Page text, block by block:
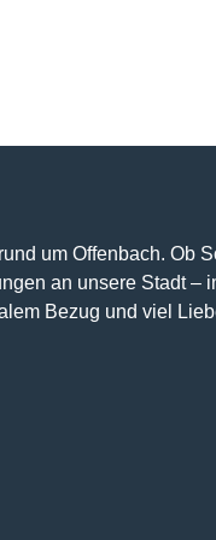
um Offenbach. Ob
an unsere Stadt –
Bezug und viel